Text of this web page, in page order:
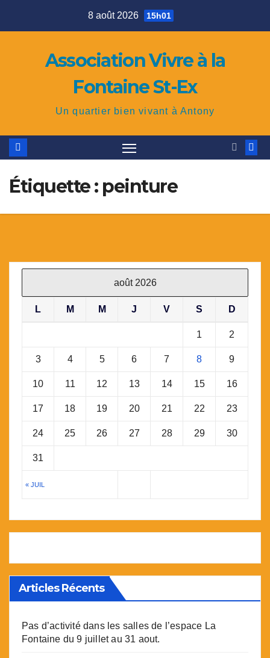
8 août 2026 15h01
Association Vivre à la
Fontaine St-Ex
Un quartier bien vivant à Antony
Étiquette : peinture
août 2026
L M M J V S D
« JUIL
1 2
3 4 5 6 7 8 9
10 11 12 13 14 15 16
17 18 19 20 21 22 23
24 25 26 27 28 29 30
31
Articles Récents
Pas d’activité dans les salles de l’espace La
Fontaine du 9 juillet au 31 aout.